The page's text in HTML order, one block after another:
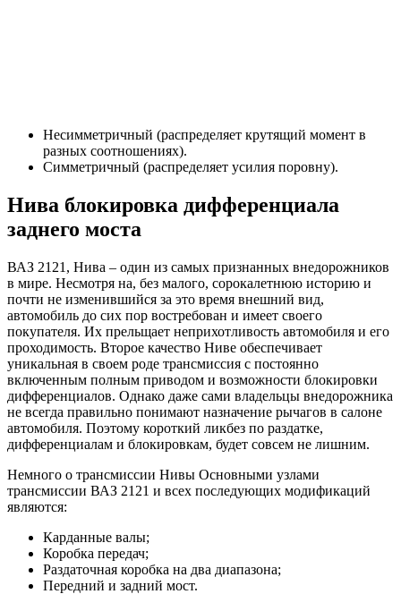
Несимметричный (распределяет крутящий момент в
разных соотношениях).
Симметричный (распределяет усилия поровну).
Нива блокировка дифференциала
заднего моста
ВАЗ 2121, Нива – один из самых признанных внедорожников
в мире. Несмотря на, без малого, сорокалетнюю историю и
почти не изменившийся за это время внешний вид,
автомобиль до сих пор востребован и имеет своего
покупателя. Их прельщает неприхотливость автомобиля и его
проходимость. Второе качество Ниве обеспечивает
уникальная в своем роде трансмиссия с постоянно
включенным полным приводом и возможности блокировки
дифференциалов. Однако даже сами владельцы внедорожника
не всегда правильно понимают назначение рычагов в салоне
автомобиля. Поэтому короткий ликбез по раздатке,
дифференциалам и блокировкам, будет совсем не лишним.
Немного о трансмиссии Нивы Основными узлами
трансмиссии ВАЗ 2121 и всех последующих модификаций
являются:
Карданные валы;
Коробка передач;
Раздаточная коробка на два диапазона;
Передний и задний мост.